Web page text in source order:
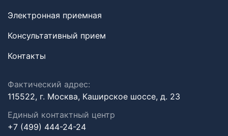
Электронная приемная
Консультативный прием
Контакты
Фактический адрес:
115522, г. Москва, Каширское шоссе, д. 23
Единый контактный центр
+7 (499) 444-24-24